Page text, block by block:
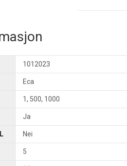
1012023
Eca
1, 500, 1000
Ja
Nei
5